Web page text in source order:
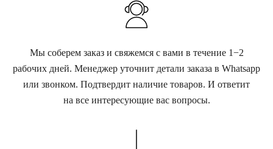
Мы соберем заказ и свяжемся с вами в течение 1−2
рабочих дней. Менеджер уточнит детали заказа в Whatsapp
или звонком. Подтвердит наличие товаров. И ответит
на все интересующие вас вопросы.